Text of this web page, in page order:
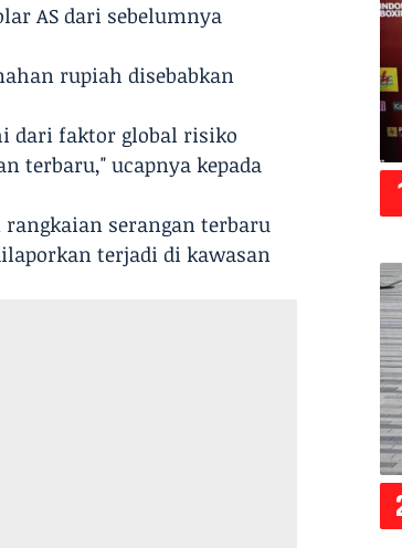
AS dari sebelumnya
rupiah disebabkan
dari faktor global risiko
terbaru," ucapnya kepada
serangan terbaru
terjadi di kawasan